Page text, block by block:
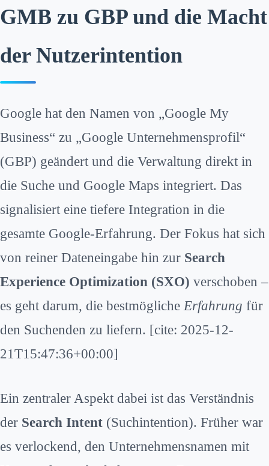
GMB zu GBP und die Macht
der Nutzerintention
Google hat den Namen von „Google My
Business“ zu „Google Unternehmensprofil“
(GBP) geändert und die Verwaltung direkt in
die Suche und Google Maps integriert. Das
signalisiert eine tiefere Integration in die
gesamte Google-Erfahrung. Der Fokus hat sich
von reiner Dateneingabe hin zur Search
Experience Optimization (SXO) verschoben –
es geht darum, die bestmögliche Erfahrung für
den Suchenden zu liefern. [cite: 2025-12-
21T15:47:36+00:00]
Ein zentraler Aspekt dabei ist das Verständnis
der Search Intent (Suchintention). Früher war
es verlockend, den Unternehmensnamen mit